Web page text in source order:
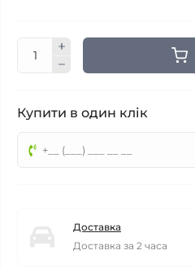
Купити в один клік
Доставка
Доставка за 2 часа